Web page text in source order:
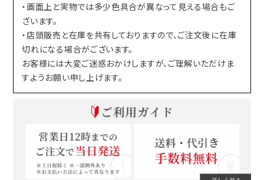
・画面上と実物では多少色具合が異なって見える場合もご
ざいます。
・店頭販売と在庫を共有しておりますので、ご注文後に在庫
切れになる場合がございます。
お客様には大変ご迷惑おかけしますが、ご理解いただけま
すようお願い申し上げます。